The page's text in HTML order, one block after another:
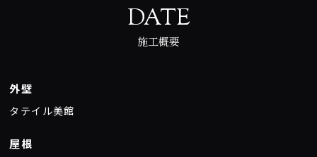
DATE
施工概要
外壁
タテイル美館
屋根